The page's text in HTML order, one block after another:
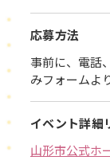
応募方法
事前に、電話
みフォームよ
イベント詳細
山形市公式ホ